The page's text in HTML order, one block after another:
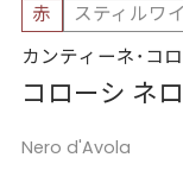
赤 スティルワ
カンティーネ･コ
コローシ ネ
Nero d'Avola